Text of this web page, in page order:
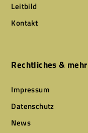
Leitbild
Kontakt
Rechtliches & mehr
Impressum
Datenschutz
News